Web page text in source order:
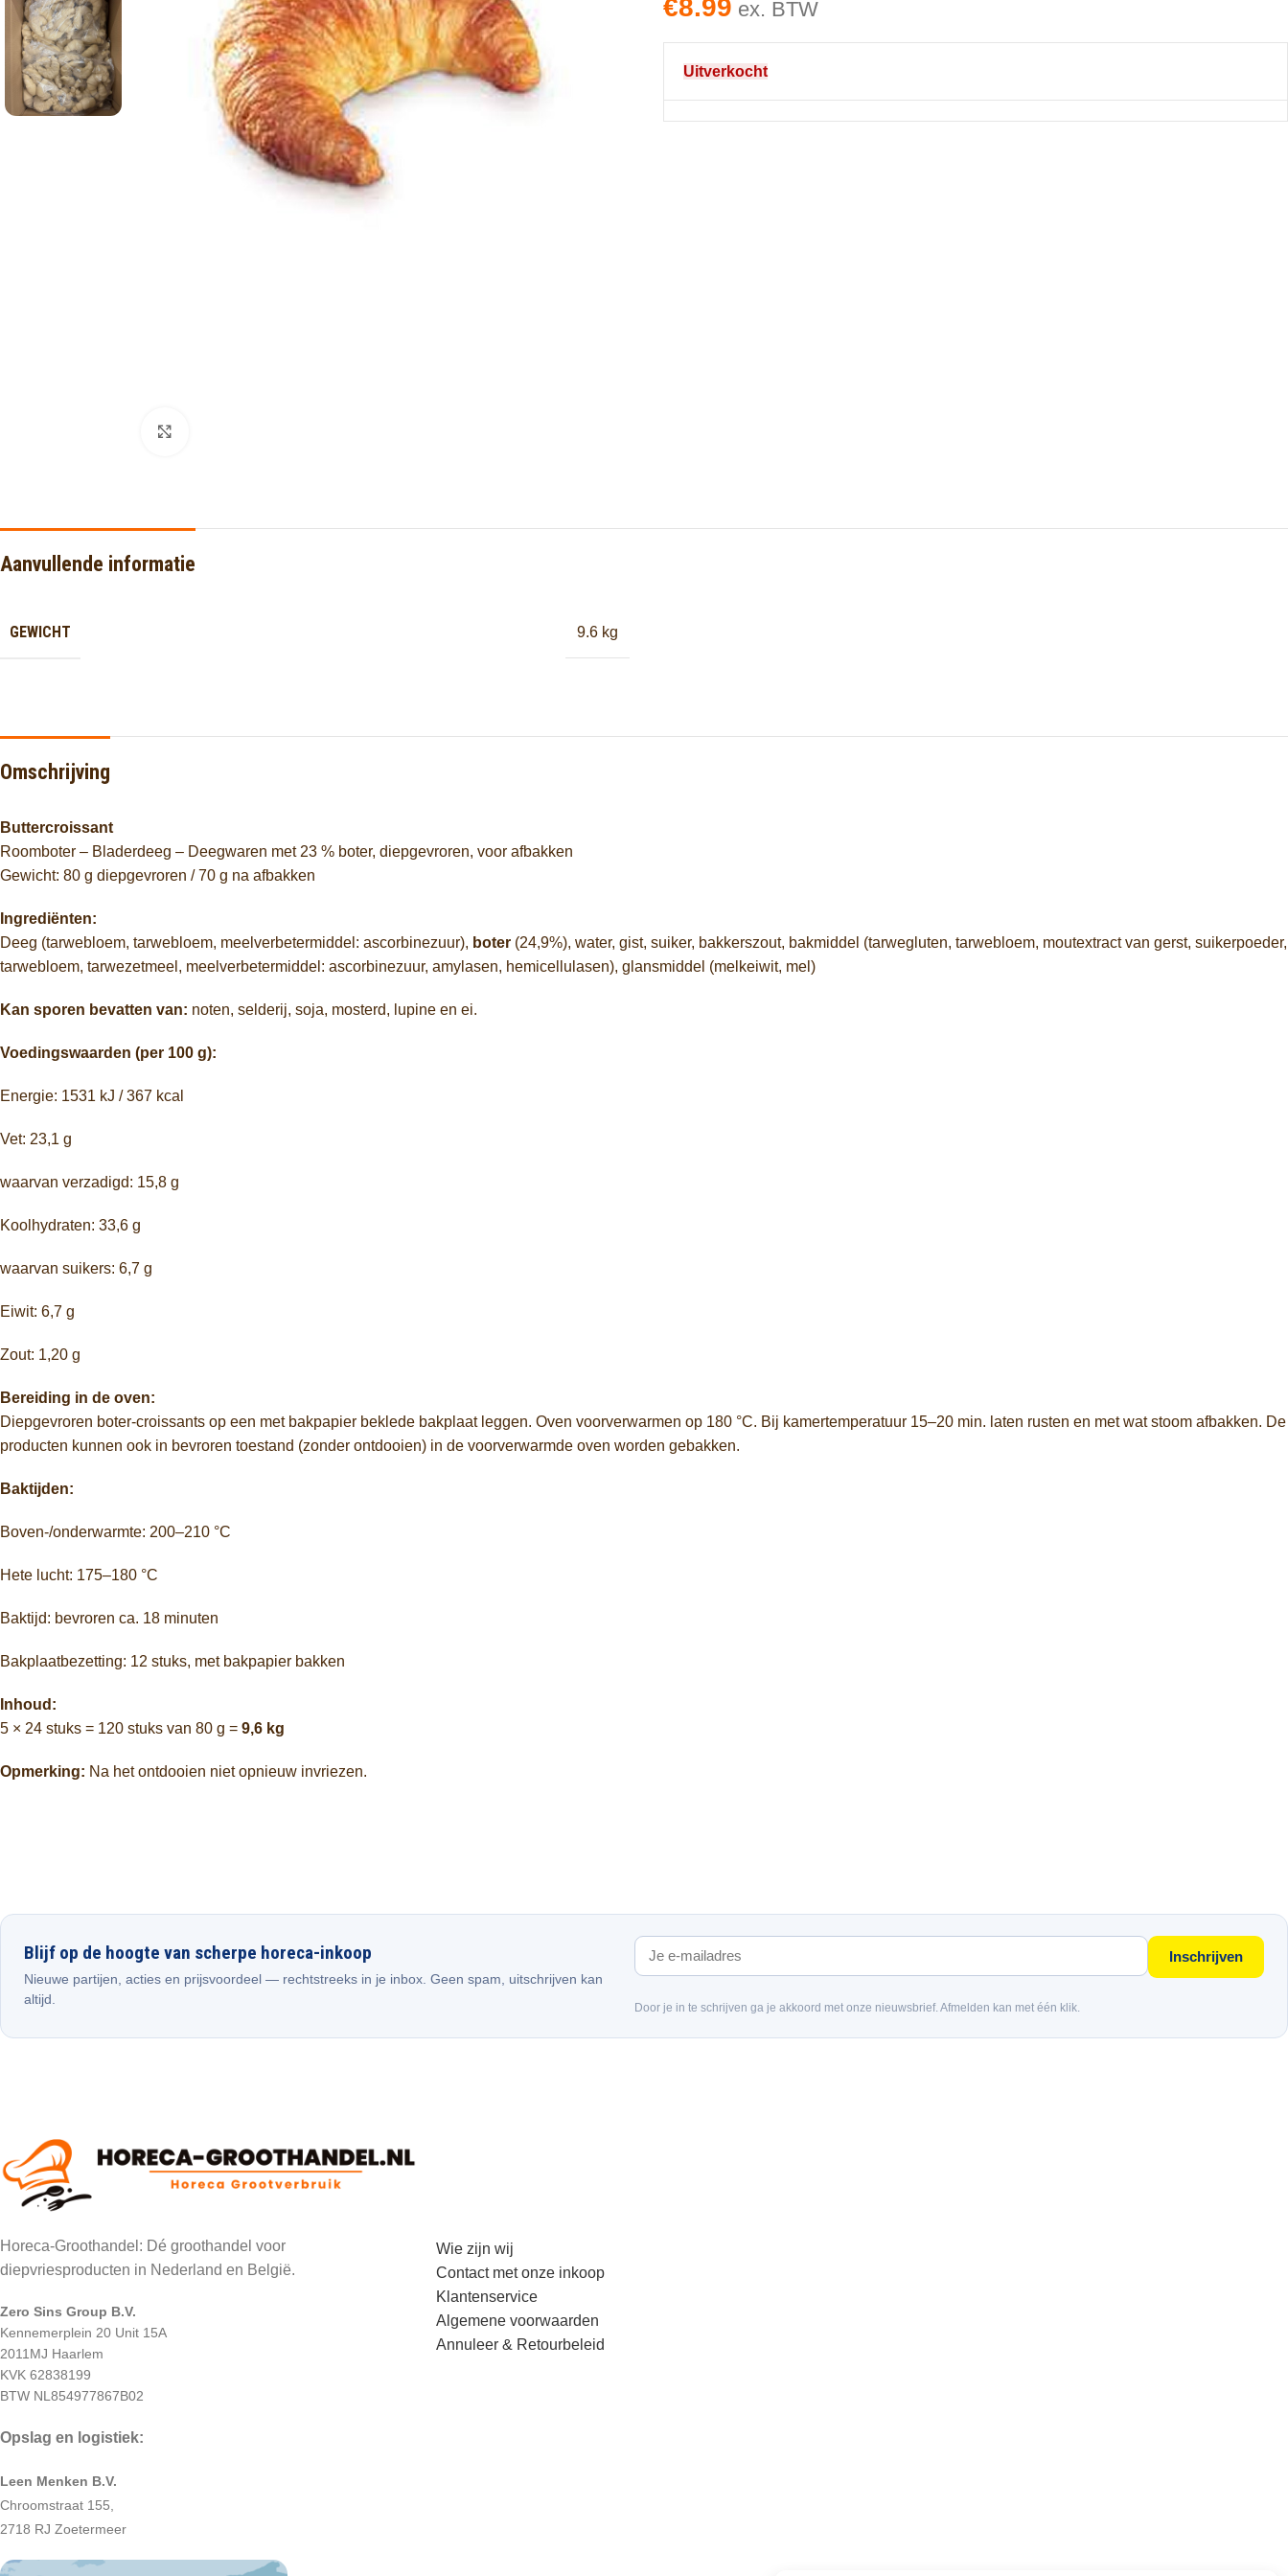
€8.99 ex. BTW
Uitverkocht
Aanvullende informatie
GEWICHT 9.6 kg
Omschrijving
Buttercroissant
Roomboter – Bladerdeeg – Deegwaren met 23 % boter, diepgevroren, voor afbakken
Gewicht: 80 g diepgevroren /70 g na afbakken
Ingrediënten:
Deeg (tarwebloem, tarwebloem, meelverbetermiddel: ascorbinezuur), boter (24,9%), water, gist, suiker, bakkerszout, bakmiddel (tarwegluten, tarwebloem, moutextractvan gerst, suikerpoeder,
tarwebloem, tarwezetmeel, meelverbetermiddel: ascorbinezuur, amylasen, hemicellulasen), glansmiddel (melkeiwit, mel)
Kan sporen bevatten van: noten, selderij, soja, mosterd, lupine en ei.
Voedingswaarden (per 100 g):
Energie: 1531 kJ /367 kcal
Vet: 23,1 g
waarvan verzadigd: 15,8 g
Koolhydraten: 33,6 g
waarvan suikers: 6,7 g
Eiwit: 6,7 g
Zout: 1,20 g
Bereiding in de oven:
Diepgevroren boter-croissants op een met bakpapier beklede bakplaat leggen. Oven voorverwarmen op 180 °C. Bij kamertemperatuur 15–20 min. laten rusten en metwatstoom afbakken. De
producten kunnen ook in bevroren toestand (zonder ontdooien) in de voorverwarmde oven worden gebakken.
Baktijden:
Boven-/onderwarmte: 200–210 °C
Hete lucht: 175–180 °C
Baktijd: bevroren ca. 18 minuten
Bakplaatbezetting: 12 stuks, met bakpapier bakken
Inhoud:
5 × 24 stuks = 120 stuks van 80 g = 9,6 kg
Opmerking: Na hetontdooien nietopnieuw invriezen.
Blijf op de hoogte van scherpe horeca-inkoop
Nieuwe partijen, acties en prijsvoordeel — rechtstreeks in je inbox. Geen spam, uitschrijven kan
altijd.
Inschrijven
Door je in te schrijven ga je akkoord met onze nieuwsbrief. Afmelden kan met één klik.
Horeca-Groothandel: Dé groothandel voor
diepvriesproducten in Nederland en België.
Zero Sins Group B.V.
Kennemerplein 20 Unit 15A
2011MJ Haarlem
KVK 62838199
BTW NL854977867B02
Opslag en logistiek:
Leen Menken B.V.
Chroomstraat 155,
2718 RJ Zoetermeer
Wie zijn wij
Contact met onze inkoop
Klantenservice
Algemene voorwaarden
Annuleer & Retourbeleid